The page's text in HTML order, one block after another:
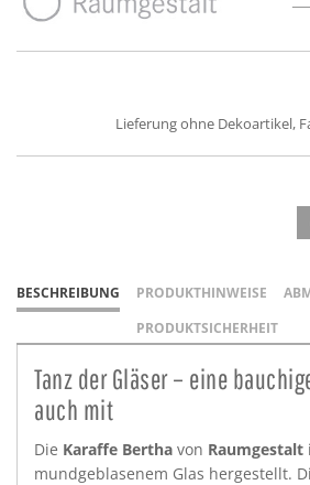
Lieferung ohne Dekoartikel,
BESCHREIBUNG PRODUKTHINWEISE
PRODUKTSICHERHEIT
Tanz der Gläser – eine
auch mit
Die Karaffe Bertha von Raumgestalt
mundgeblasenem Glas hergestellt.